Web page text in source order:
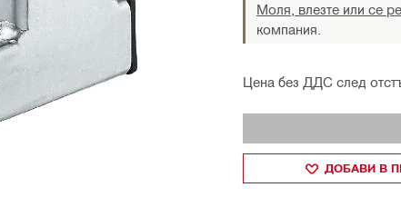
Моля, влезте или се
компания.
Цена без ДДС след
ДОБАВИ В